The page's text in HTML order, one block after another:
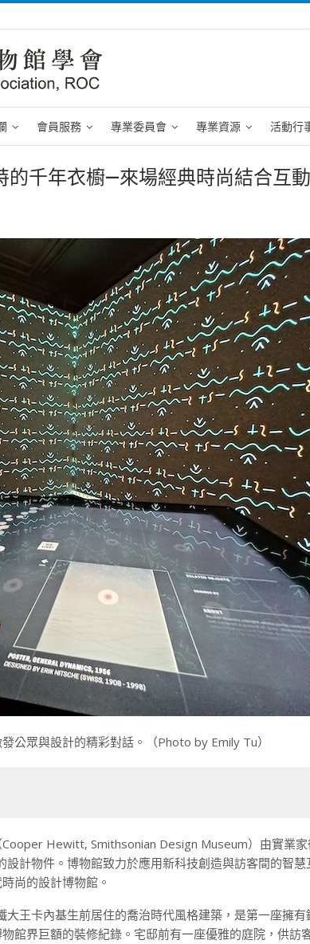
會員服務 專業委員會 專業資源 活動行
的千年衣櫥—來場經典時尚結合互
公眾與設計的精彩對話。（Photo by Emily Tu）
Hewitt, Smithsonian Design Museum）由實業
計物件。博物館致力於應用新科技創造與訪客間的智
尚的設計博物館。
王卡內基生前居住的喬治時代風格建築，是第一座擁
館界巨額的裝修紀錄。宅邸前有一座優雅的庭院，供訪